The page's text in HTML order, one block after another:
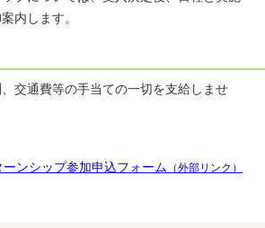
内します。
交通費等の手当ての一切を支給しませ
ーンシップ参加申込フォーム （外部リンク）